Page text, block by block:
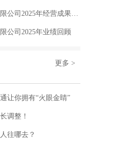
临海市公路养护工程有限公司2025年经营成果深度解析
公司2025年业绩回顾
更多 >
让你拥有“火眼金睛”
调整！
往哪去？